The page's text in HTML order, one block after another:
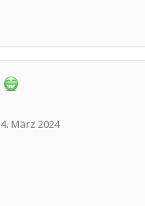
4. März 2024